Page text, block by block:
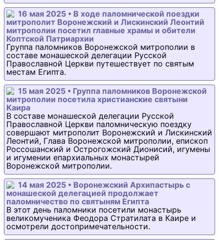
16 мая 2025 • В ходе паломнической поездки
митрополит Воронежский и Лискинский Леонтий
митрополии посетил главные храмы и обители
Коптской Патриархии
Группа паломников Воронежской митрополии в
составе монашеской делегации Русской
Православной Церкви путешествует по святым
местам Египта.
15 мая 2025 • Группа паломников Воронежской
митрополии посетила христианские святыни
Каира
В составе монашеской делегации Русской
Православной Церкви паломническую поездку
совершают митрополит Воронежский и Лискинский
Леонтий, Глава Воронежской митрополии, епископ
Россошанский и Острогожский Дионисий, игумены
и игумении епархиальных монастырей
Воронежской митрополии.
14 мая 2025 • Воронежский Архипастырь с
монашеской делегацией продолжает
паломничество по святыням Египта
В этот день паломники посетили монастырь
великомученика Феодора Стратилата в Каире и
осмотрели достопримечательности.